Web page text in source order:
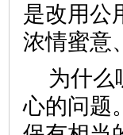
是改用公
浓情蜜意
为什么
心的问题